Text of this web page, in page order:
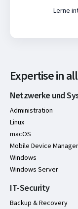
Lerne
Expertise in
Netzwerke und
Administration
Linux
macOS
Mobile Device
Windows
Windows Server
IT-Security
Backup & Recovery